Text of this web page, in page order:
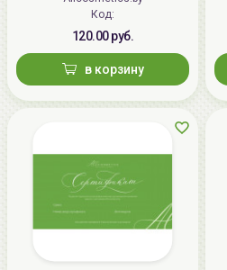
Код:
120.00 руб.
в корзину